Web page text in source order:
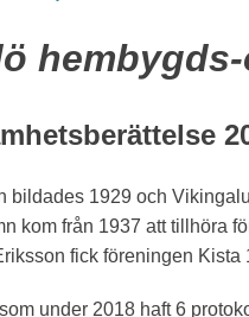
bildades 1929 och
kom från 1937 att tillhöra
fick föreningen
under 2018 haft 6